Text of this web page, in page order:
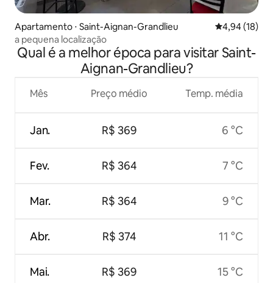
Apartamento ⋅ Saint-Aignan-Grandlieu 4,94 de uma
4,94 (18)
a pequena localização
Qual é a melhor época para visitar Saint-
Aignan-Grandlieu?
Mês
Jan.
Fev.
Mar.
Abr.
Mai.
Preço médio
R$ 369
R$ 364
R$ 364
R$ 374
R$ 369
Temp. média
6 °C
7 °C
9 °C
11 °C
15 °C